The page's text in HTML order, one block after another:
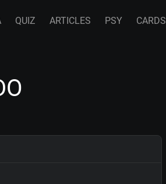
QUIZ ARTICLES PSY CARDS